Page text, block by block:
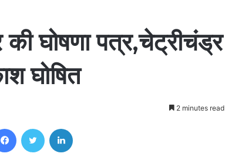
घोषणा पत्र,चेट्रीचंड्र
घोषित
2 minutes read
FacebookTwitter